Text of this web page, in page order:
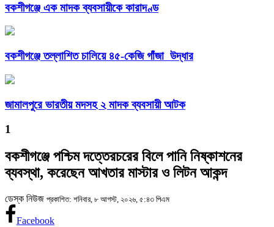
বকশীগঞ্জে এক মাদক ব্যবসায়ীকে কারাদণ্ড
বকশীগঞ্জে তল্লাশিত চালিয়ে ৪৫-কেজি গাঁজা উদ্ধার
জামালপুরে ভারতীয় মদসহ ২ মাদক ব্যবসায়ী আটক
1
বকশীগঞ্জে পশ্চিম দত্তেরচরের বিলে পানি নিষ্কাশনের
ব্যবস্থা, করেছেন আখতার মাস্টার ও লিটন আকন্দ
ডেস্ক নিউজ প্রকাশিত: শনিবার, ৮ আগস্ট, ২০২৬, ৫:৪৩ পিএম
Facebook